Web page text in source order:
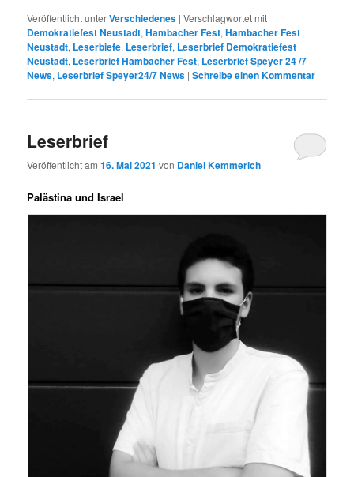
Veröffentlicht unterVerschiedenes |Verschlagwortet mit
Demokratiefest Neustadt,Hambacher Fest,Hambacher Fest
Neustadt, Leserbiefe, Leserbrief, Leserbrief Demokratiefest
Neustadt, Leserbrief Hambacher Fest, Leserbrief Speyer 24 /7
News, Leserbrief Speyer24/7 News |Schreibe einen Kommentar
Leserbrief
Veröffentlicht am16. Mai 2021 von Daniel Kemmerich
Palästina und Israel